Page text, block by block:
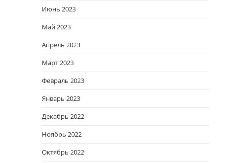
Июнь 2023
Май 2023
Апрель 2023
Март 2023
Февраль 2023
Январь 2023
Декабрь 2022
Ноябрь 2022
Октябрь 2022